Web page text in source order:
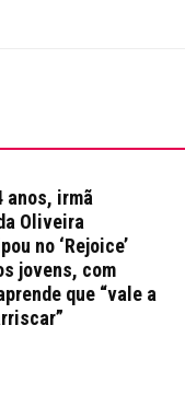
anos, irmã
Oliveira
no ‘Rejoice’
jovens, com
que “vale a